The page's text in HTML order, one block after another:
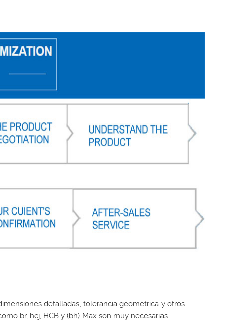
detalladas, tolerancia geométrica y otros
br, hcj, HCB y (bh) Max son muy necesarias.